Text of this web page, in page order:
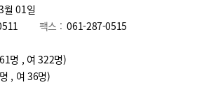
월 01일
팩스 : 061-287-0515
명 , 여 322명)
, 여 36명)